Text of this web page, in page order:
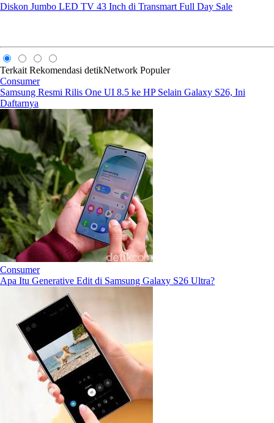
Diskon Jumbo LED TV 43 Inch di Transmart Full Day Sale
Terkait Rekomendasi detikNetwork Populer
Consumer
Samsung Resmi Rilis One UI 8.5 ke HP Selain Galaxy S26, Ini
Daftarnya
Consumer
Apa Itu Generative Edit di Samsung Galaxy S26 Ultra?